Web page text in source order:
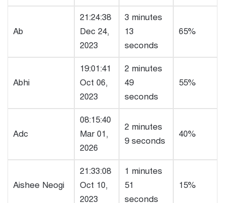
Ab
21:24:38
Dec 24,
2023
3 minutes
13
seconds
65%
Abhi
19:01:41
Oct 06,
2023
2 minutes
49
seconds
55%
Adc
08:15:40
Mar 01,
2026
2 minutes
9 seconds
40%
Aishee Neogi
21:33:08
Oct 10,
2023
1 minutes
51
seconds
15%